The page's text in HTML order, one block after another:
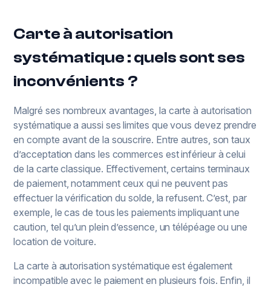
Carte à autorisation
systématique : quels sont ses
inconvénients ?
Malgré ses nombreux avantages, la carte à autorisation
systématique a aussi ses limites que vous devez prendre
en compte avant de la souscrire. Entre autres, son taux
d’acceptation dans les commerces est inférieur à celui
de la carte classique. Effectivement, certains terminaux
de paiement, notamment ceux qui ne peuvent pas
effectuer la vérification du solde, la refusent. C’est, par
exemple, le cas de tous les paiements impliquant une
caution, tel qu’un plein d’essence, un télépéage ou une
location de voiture.
La carte à autorisation systématique est également
incompatible avec le paiement en plusieurs fois. Enfin, il